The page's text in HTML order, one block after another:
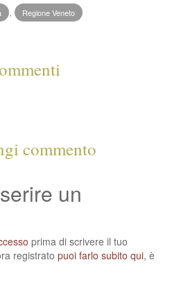
Regione Veneto
commento
un
prima di scrivere il tuo
registrato puoi farlo subito qui, è